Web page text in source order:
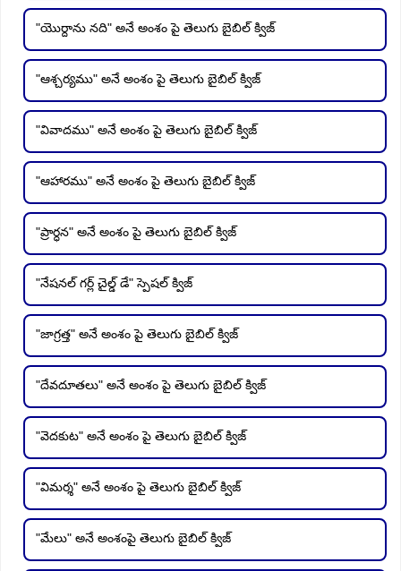
"యొర్దాను నది" అనే అంశం పై తెలుగు బైబిల్ క్విజ్
"ఆశ్చర్యము" అనే అంశం పై తెలుగు బైబిల్ క్విజ్
"వివాదము" అనే అంశం పై తెలుగు బైబిల్ క్విజ్
"ఆహారము" అనే అంశం పై తెలుగు బైబిల్ క్విజ్
"ప్రార్ధన" అనే అంశం పై తెలుగు బైబిల్ క్విజ్
"నేషనల్ గర్ల్ చైల్డ్ డే" స్పెషల్ క్విజ్
"జాగ్రత్త" అనే అంశం పై తెలుగు బైబిల్ క్విజ్
"దేవదూతలు" అనే అంశం పై తెలుగు బైబిల్ క్విజ్
"వెదకుట" అనే అంశం పై తెలుగు బైబిల్ క్విజ్
"విమర్శ" అనే అంశం పై తెలుగు బైబిల్ క్విజ్
"మేలు" అనే అంశంపై తెలుగు బైబిల్ క్విజ్